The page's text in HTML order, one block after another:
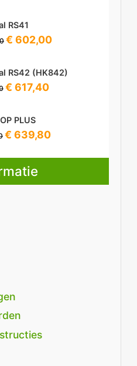
€ 732,00.
RS41
Oorspronkelijke
€ 860,00.
€ 602,00Huidige
€ 602,00.
RS42 (HK842)
Oorspronkelijke
€ 882,00.
€ 617,40Huidige
PLUS
Oorspronkelijke
€ 914,00.
€ 639,80Huidige